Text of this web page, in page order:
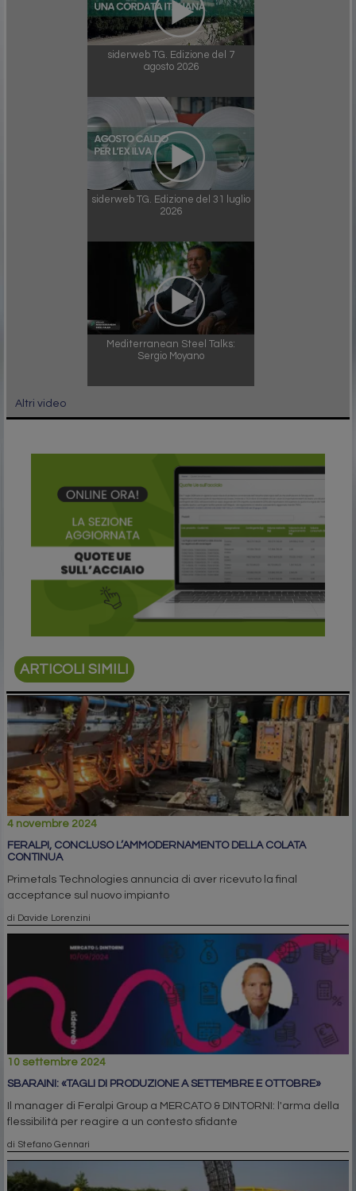
siderweb TG. Edizione del 7
agosto 2026
siderweb TG. Edizione del 31 luglio
2026
Mediterranean Steel Talks:
Sergio Moyano
Altri video
ARTICOLI SIMILI
4 novembre 2024
FERALPI, CONCLUSO L’AMMODERNAMENTO DELLA COLATA
CONTINUA
Primetals Technologies annuncia di aver ricevuto la final
acceptance sul nuovo impianto
di Davide Lorenzini
10 settembre 2024
SBARAINI: «TAGLI DI PRODUZIONE A SETTEMBRE E OTTOBRE»
Il manager di Feralpi Group a MERCATO & DINTORNI: l'arma della
flessibilità per reagire a un contesto sfidante
di Stefano Gennari